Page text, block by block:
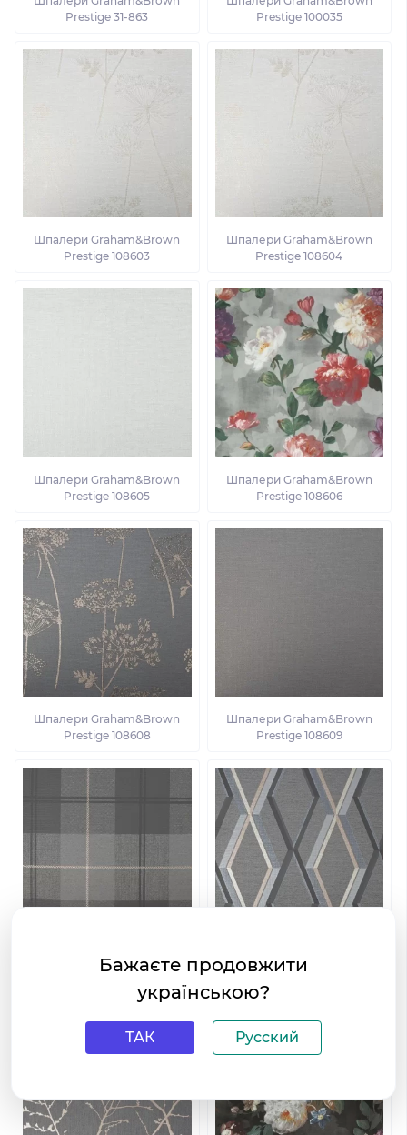
Prestige 31-863
Prestige 100035
Шпалери Graham&Brown
Prestige 108603
Шпалери Graham&Brown
Prestige 108604
Шпалери Graham&Brown
Prestige 108605
Шпалери Graham&Brown
Prestige 108606
Шпалери Graham&Brown
Prestige 108608
Шпалери Graham&Brown
Prestige 108609
Шпалери Graham&Brown
Prestige 108610
Шпалери Graham&Brown
Prestige 108611
Бажаєте продовжити
українською?
ТАК Русский